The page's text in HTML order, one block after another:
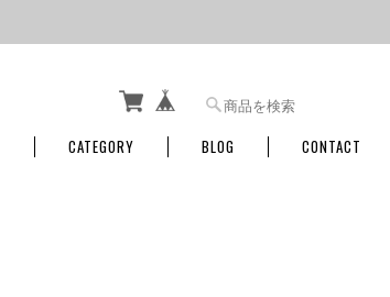
CATEGORY BLOG CONTACT